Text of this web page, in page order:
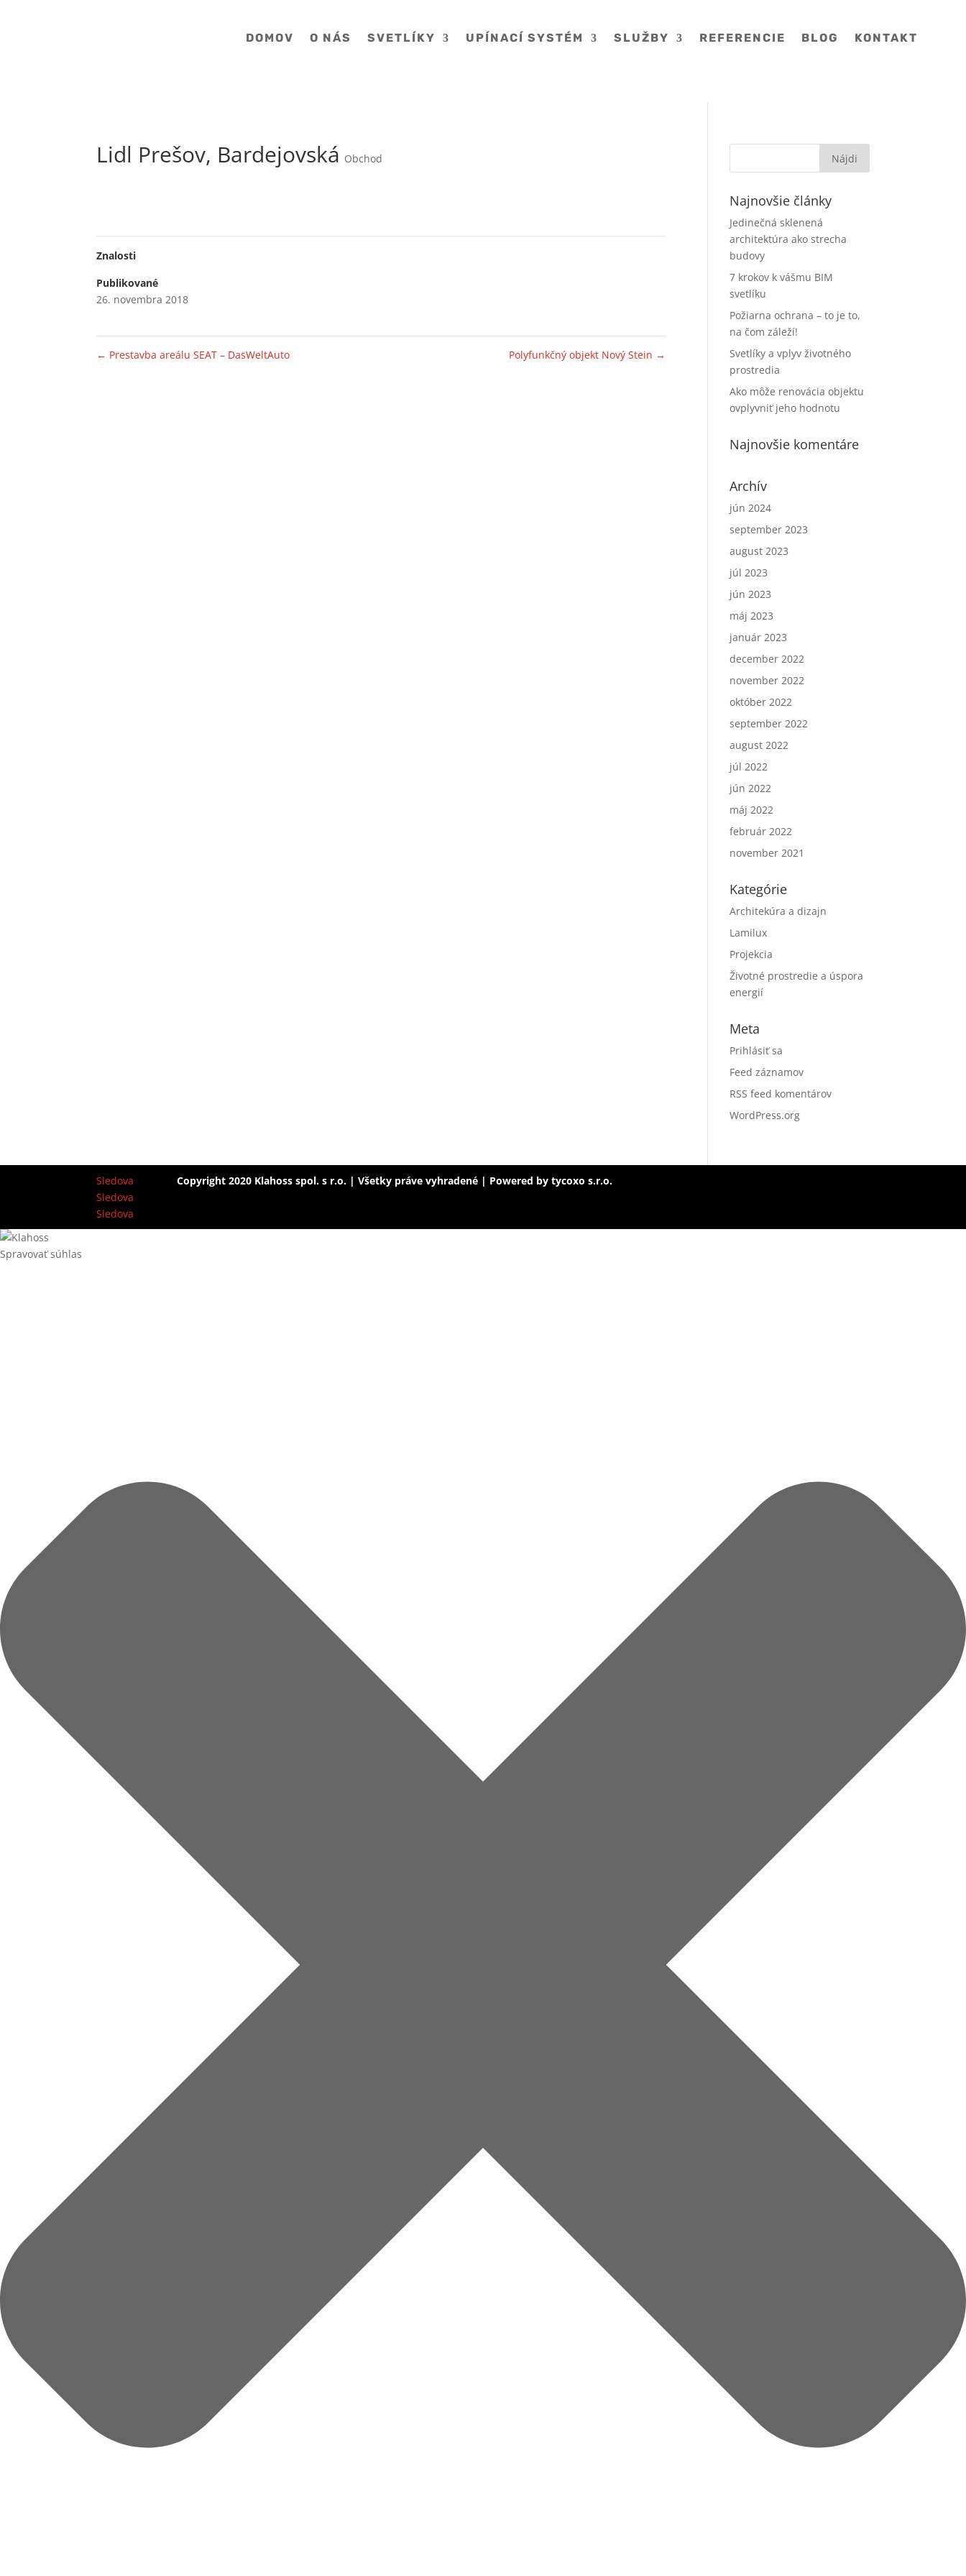
DOMOV O NÁS SVETLÍKY UPÍNACÍ SYSTÉM SLUŽBY REFERENCIE BLOG KONTAKT
Lidl Prešov, Bardejovská Obchod
Znalosti
Publikované
26. novembra 2018
← Prestavba areálu SEAT – DasWeltAuto Polyfunkčný objekt Nový Stein →
Najnovšie články
Jedinečná sklenená
architektúra ako strecha
budovy
7 krokov k vášmu BIM
svetlíku
Požiarna ochrana – to je to,
na čom záleží!
Svetlíky a vplyv životného
prostredia
Ako môže renovácia objektu
ovplyvniť jeho hodnotu
Najnovšie komentáre
Archív
jún 2024
september 2023
august 2023
júl 2023
jún 2023
máj 2023
január 2023
december 2022
november 2022
október 2022
september 2022
august 2022
júl 2022
jún 2022
máj 2022
február 2022
november 2021
Kategórie
Architekúra a dizajn
Lamilux
Projekcia
Životné prostredie a úspora
energií
Meta
Prihlásiť sa
Feed záznamov
RSS feed komentárov
WordPress.org
Sledova
Sledova
Sledova
Copyright 2020 Klahoss spol. s r.o. | Všetky práve vyhradené | Powered by tycoxo s.r.o.
Spravovať súhlas